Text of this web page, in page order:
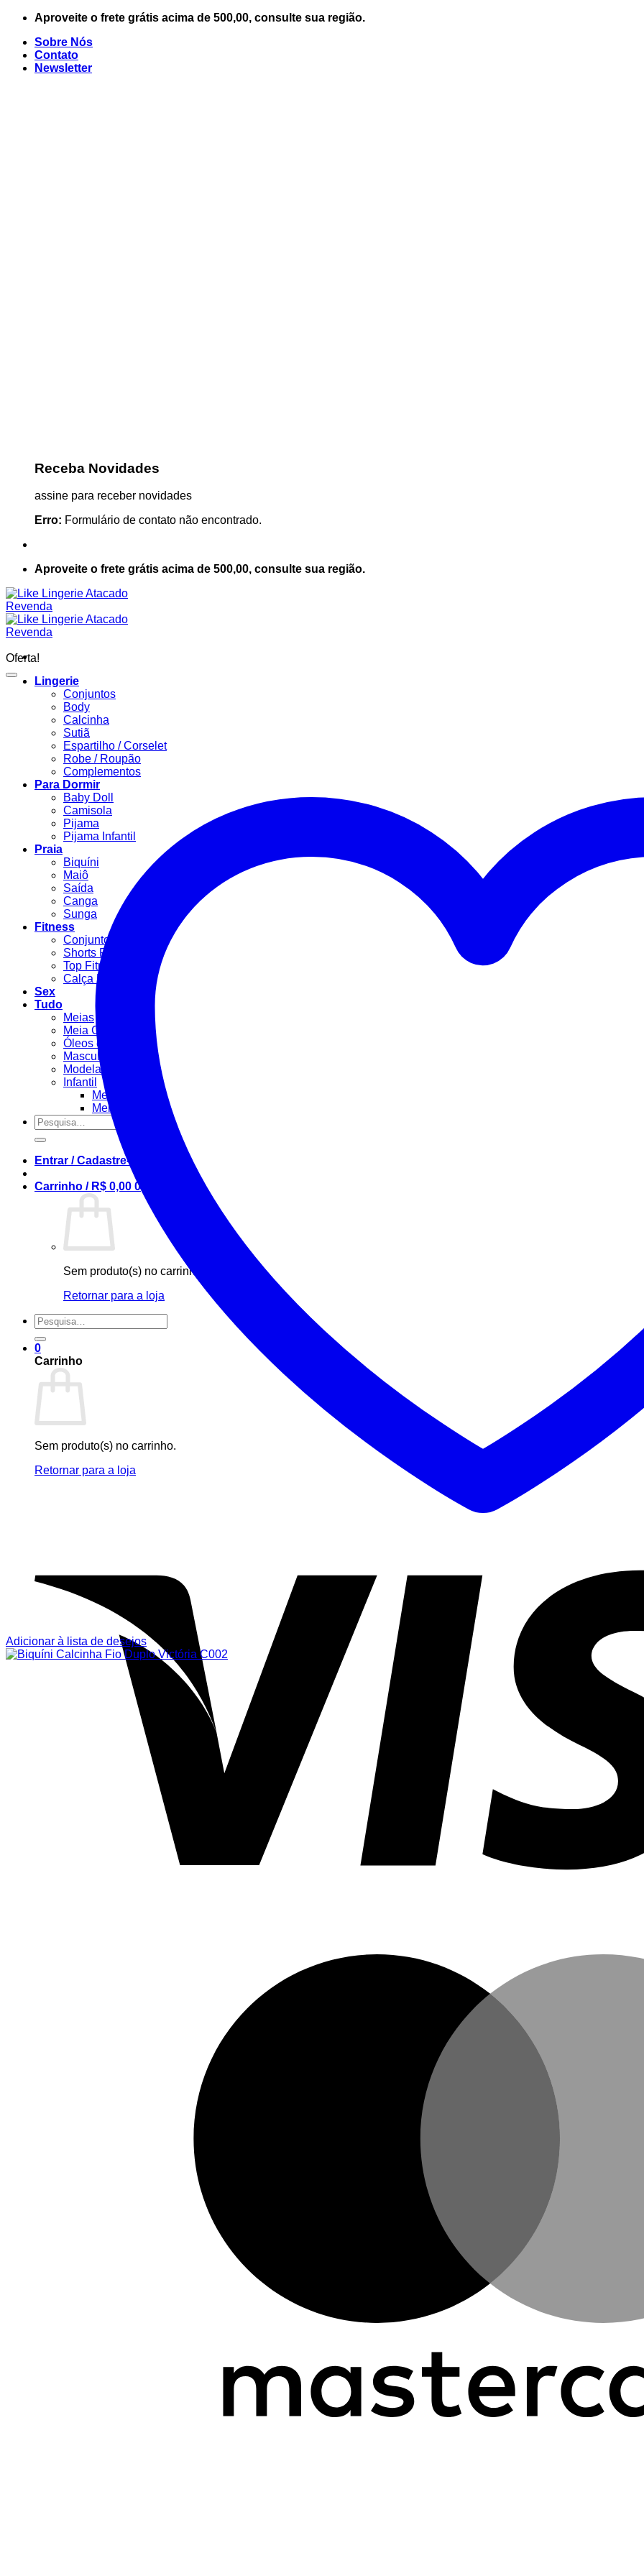
Skip
content
Aproveite o frete grátis acima de 500,00, consulte sua região.
Sobre Nós
Contato
Newsletter
Receba Novidades
assine para receber novidades
Erro: Formulário de contato não encontrado.
Aproveite o frete grátis acima de 500,00, consulte sua região.
Lingerie
Conjuntos
Body
Calcinha
Sutiã
Espartilho / Corselet
Robe / Roupão
Complementos
Para Dormir
Baby Doll
Camisola
Pijama
Pijama Infantil
Praia
Biquíni
Maiô
Saída
Canga
Sunga
Fitness
Conjunto Fitness
Shorts Fitness
Top Fitness
Calça Fitness
Sex
Tudo
Meias
Meia Calça / Fina
Óleos e Géis
Masculino
Modeladora
Infantil
Menino
Menina
Pesquisar
por:
Entrar / Cadastre-se
Carrinho / R$ 0,00 0
Sem produto(s) no carrinho.
Retornar para a loja
Pesquisar
por:
0
Carrinho
Sem produto(s) no carrinho.
Retornar para a loja
Oferta!
Adicionar à lista de desejos